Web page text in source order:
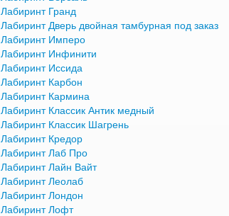
Лабиринт Гранд
Лабиринт Дверь двойная тамбурная под заказ
Лабиринт Имперо
Лабиринт Инфинити
Лабиринт Иссида
Лабиринт Карбон
Лабиринт Кармина
Лабиринт Классик Антик медный
Лабиринт Классик Шагрень
Лабиринт Кредор
Лабиринт Лаб Про
Лабиринт Лайн Вайт
Лабиринт Леолаб
Лабиринт Лондон
Лабиринт Лофт